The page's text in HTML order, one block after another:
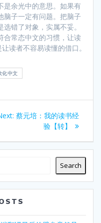
是余光中的意思。如果有
脑子一定有问题。把脑子
错了对象，实属不妥。
合常态中文的习惯，让读
读者不容易读懂的借口。
化中文
Next
蔡元培：我的读书经
验【转】
Search